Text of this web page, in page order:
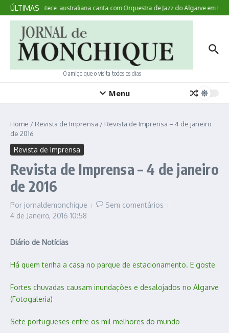
Ir para o conteúdo
ÚLTIMAS
Aqui Acontece: australiana canta com Orquestra de Jazz do Algarve em
O amigo que o visita todos os dias
Menu
Home / Revista de Imprensa / Revista de Imprensa – 4 de janeiro
de 2016
Revista de Imprensa
Revista de Imprensa – 4 de janeiro
de 2016
Por jornaldemonchique
Sem comentários
4 de Janeiro, 2016 10:58
Diário de Notícias
Há quem tenha a casa no parque de estacionamento. E goste
Fortes chuvadas causam inundações e desalojados no Algarve
(Fotogaleria)
Sete portugueses entre os mil melhores do mundo